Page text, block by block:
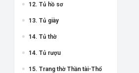
12. Tủ hồ sơ
13. Tủ giày
14. Tủ thờ
14. Tủ rượu
15. Trang thờ Thần tài-Thổ